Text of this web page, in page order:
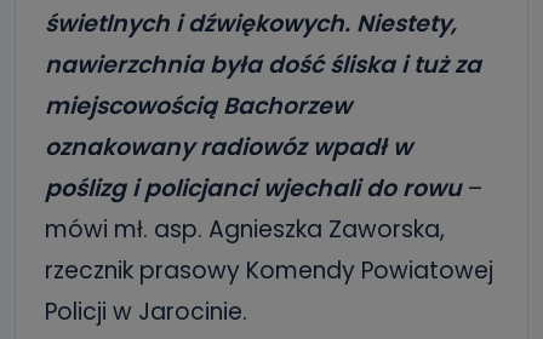
świetlnych i dźwiękowych. Niestety,
nawierzchnia była dość śliska i tuż za
miejscowością Bachorzew
oznakowany radiowóz wpadł w
poślizg i policjanci wjechali do rowu–
mówi mł. asp. Agnieszka Zaworska,
rzecznik prasowy Komendy Powiatowej
Policji w Jarocinie.